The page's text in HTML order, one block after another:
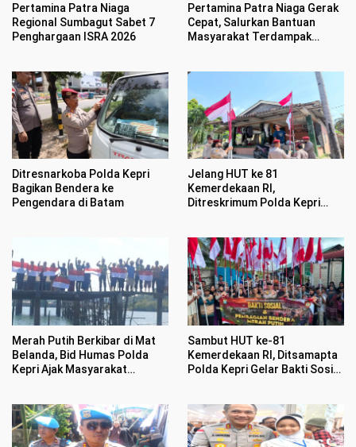
Pertamina Patra Niaga
Regional Sumbagut Sabet 7
Penghargaan ISRA 2026
Pertamina Patra Niaga Gerak
Cepat, Salurkan Bantuan
Masyarakat Terdampak
Ditresnarkoba Polda Kepri
Bagikan Bendera ke
Pengendara di Batam
Jelang HUT ke 81
Kemerdekaan RI,
Ditreskrimum Polda Kepri
Bansos
Merah Putih Berkibar di Mat
Belanda, Bid Humas Polda
Kepri Ajak Masyarakat
Sambut HUT ke-81
Kemerdekaan RI, Ditsamapta
Polda Kepri Gelar Bakti Sosial